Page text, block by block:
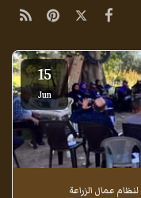
15
Jun
عمال الزراعة